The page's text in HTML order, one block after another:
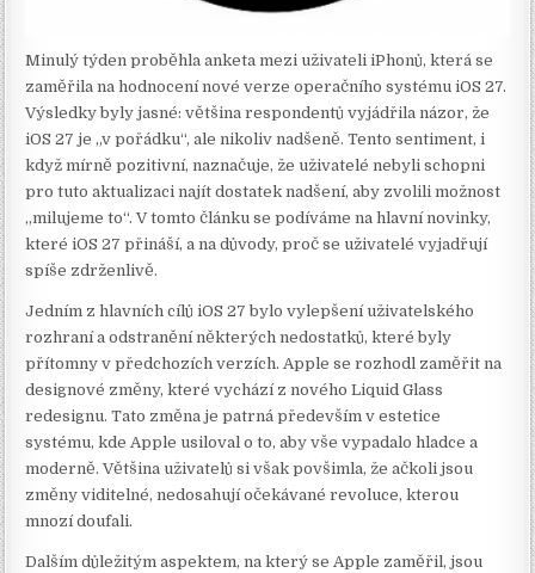
Minulý týden proběhla anketa mezi uživateli iPhonů, která se
zaměřila na hodnocení nové verze operačního systému iOS 27.
Výsledky byly jasné: většina respondentů vyjádřila názor, že
iOS 27 je „v pořádku“, ale nikoliv nadšeně. Tento sentiment, i
když mírně pozitivní, naznačuje, že uživatelé nebyli schopni
pro tuto aktualizaci najít dostatek nadšení, aby zvolili možnost
„milujeme to“. V tomto článku se podíváme na hlavní novinky,
které iOS 27 přináší, a na důvody, proč se uživatelé vyjadřují
spíše zdrženlivě.
Jedním z hlavních cílů iOS 27 bylo vylepšení uživatelského
rozhraní a odstranění některých nedostatků, které byly
přítomny v předchozích verzích. Apple se rozhodl zaměřit na
designové změny, které vychází z nového Liquid Glass
redesignu. Tato změna je patrná především v estetice
systému, kde Apple usiloval o to, aby vše vypadalo hladce a
moderně. Většina uživatelů si však povšimla, že ačkoli jsou
změny viditelné, nedosahují očekávané revoluce, kterou
mnozí doufali.
Dalším důležitým aspektem, na který se Apple zaměřil, jsou